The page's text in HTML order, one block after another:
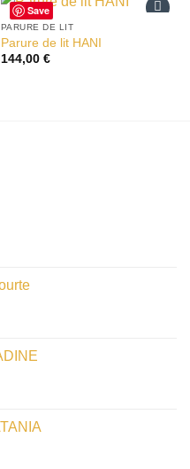
Save
PARURE DE LIT
Parure de lit HANI
144,00 €